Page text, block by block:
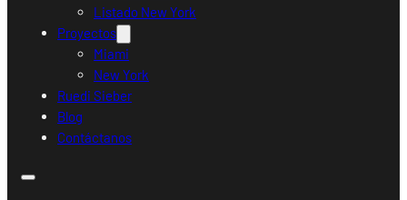
Listado New York
Proyectos
Miami
New York
Ruedi Sieber
Blog
Contáctanos